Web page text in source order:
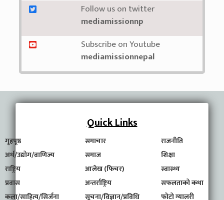
Follow us on twitter
mediamissionnp
Subscribe on Youtube
mediamissionnepal
Quick Links
गृहपृष्ठ समाचार
राजनीति
अर्थ/उद्योग/वाणिज्य
समाज
शिक्षा
राष्ट्रिय
आलेख (फिचर)
स्वास्थ्य
प्रवास
अन्तर्राष्ट्रिय
सफलताको कथा
कला/साहित्य/सिर्जना
सूचना/विज्ञान/प्रविधि
फोटो ग्यालरी